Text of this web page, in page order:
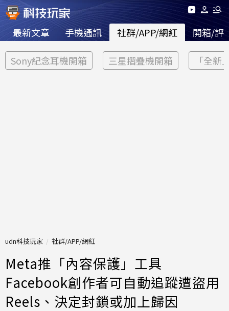
最新文章 手機通訊 社群/APP/網紅 開箱/評
Sony紀念耳機開箱 三星摺疊機開箱 「全新
udn科技玩家 社群/APP/網紅
Meta推「內容保護」工具
Facebook創作者可自動追蹤遭盜用
Reels、決定封鎖或加上歸因